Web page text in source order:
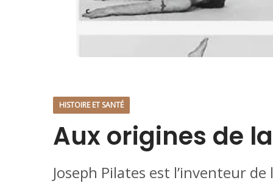
HISTOIRE ET SANTÉ
Aux origines de
Joseph Pilates est l’inventeur